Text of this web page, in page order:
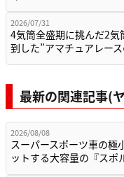
2026/07/31
4気筒全盛期に挑んだ2
到した”アマチュアレー
最新の関連記事(
2026/08/08
スーパースポーツ車の極
ットする大容量の『ス